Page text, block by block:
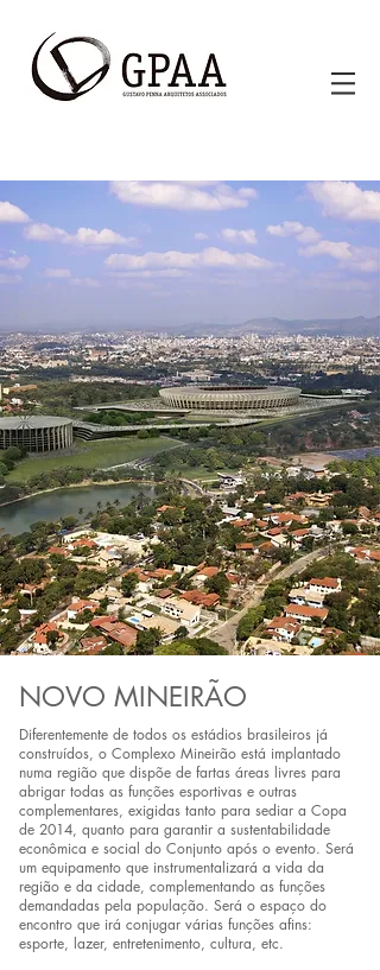
NOVO MINEIRÃO
Diferentemente de todos os estádios brasileiros já
construídos, o Complexo Mineirão está implantado
numa região que dispõe de fartas áreas livres para
abrigar todas as funções esportivas e outras
complementares, exigidas tanto para sediar a Copa
de 2014, quanto para garantir a sustentabilidade
econômica e social do Conjunto após o evento. Será
um equipamento que instrumentalizará a vida da
região e da cidade, complementando as funções
demandadas pela população. Será o espaço do
encontro que irá conjugar várias funções afins:
esporte, lazer, entretenimento, cultura, etc.